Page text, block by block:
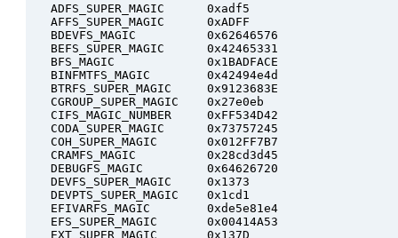
   ADFS_SUPER_MAGIC      0xadf5
   AFFS_SUPER_MAGIC      0xADFF
   BDEVFS_MAGIC          0x62646576
   BEFS_SUPER_MAGIC      0x42465331
   BFS_MAGIC             0x1BADFACE
   BINFMTFS_MAGIC        0x42494e4d
   BTRFS_SUPER_MAGIC     0x9123683E
   CGROUP_SUPER_MAGIC    0x27e0eb
   CIFS_MAGIC_NUMBER     0xFF534D42
   CODA_SUPER_MAGIC      0x73757245
   COH_SUPER_MAGIC       0x012FF7B7
   CRAMFS_MAGIC          0x28cd3d45
   DEBUGFS_MAGIC         0x64626720
   DEVFS_SUPER_MAGIC     0x1373
   DEVPTS_SUPER_MAGIC    0x1cd1
   EFIVARFS_MAGIC        0xde5e81e4
   EFS_SUPER_MAGIC       0x00414A53
   EXT_SUPER_MAGIC       0x137D